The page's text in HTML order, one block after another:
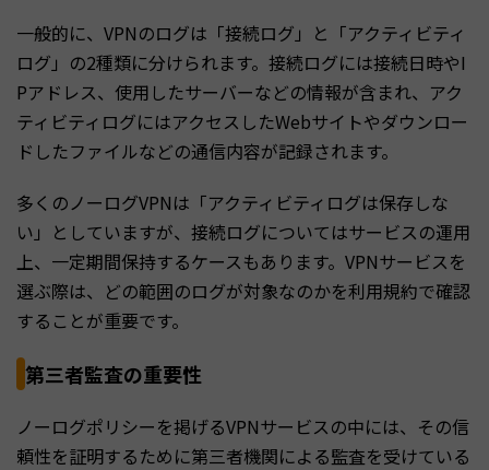
一般的に、VPNのログは「接続ログ」と「アクティビティ
ログ」の2種類に分けられます。接続ログには接続日時やI
Pアドレス、使用したサーバーなどの情報が含まれ、アク
ティビティログにはアクセスしたWebサイトやダウンロー
ドしたファイルなどの通信内容が記録されます。
多くのノーログVPNは「アクティビティログは保存しな
い」としていますが、接続ログについてはサービスの運用
上、一定期間保持するケースもあります。VPNサービスを
選ぶ際は、どの範囲のログが対象なのかを利用規約で確認
することが重要です。
第三者監査の重要性
ノーログポリシーを掲げるVPNサービスの中には、その信
頼性を証明するために第三者機関による監査を受けている